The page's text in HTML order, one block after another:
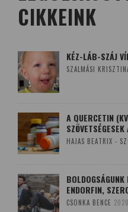
CIKKEINK
KÉZ-LÁB-SZÁJ
SZALMÁSI
A QUERCETIN
HAJAS BEATRIX -
ENDORFIN,
CSONKA BENCE